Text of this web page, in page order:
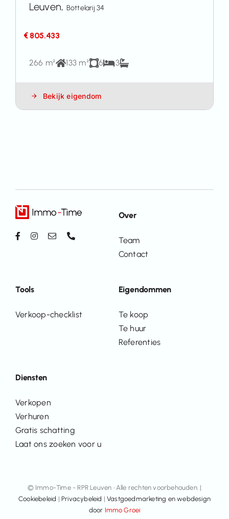
Leuven, Bottelarij 34
€ 805.433
266 m² 133 m² 6 3
Bekijk eigendom
Diensten
Verkopen
Verhuren
Gratis schatting
Laat ons zoeken voor u
Eigendommen
Te koop
Te huur
Referenties
Over
Team
Contact
Tools
Verkoop-checklist
© Immo-Time - RPR Leuven • Alle rechten voorbehouden. |
Cookiebeleid | Privacybeleid |Vastgoedmarketing en webdesign
door Immo Groei